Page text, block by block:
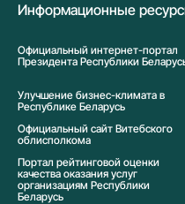
Информационные
Официальный интернет-портал
Президента Республики
Улучшение бизнес-климата в
Республике Беларусь
Официальный сайт Витебского
облисполкома
Портал рейтинговой оценки
качества оказания услуг
организациям Республики
Беларусь